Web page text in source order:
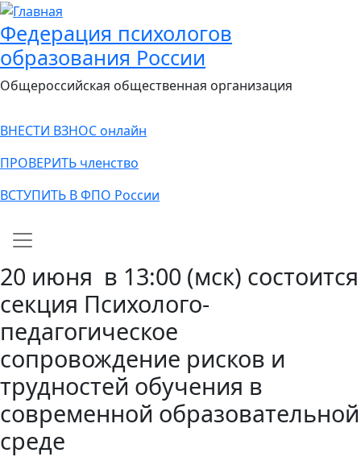
Федерация психологов
образования России
Общероссийская общественная организация
ВНЕСТИ ВЗНОС онлайн
ПРОВЕРИТЬ членство
ВСТУПИТЬ В ФПО России
Main navigation
20 июня в 13:00 (мск) состоится
секция Психолого-
педагогическое
сопровождение рисков и
трудностей обучения в
современной образовательной
среде